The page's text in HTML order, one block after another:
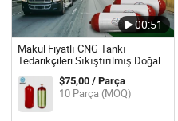
00:51
Makul Fiyatlı CNG Tankı
Tedarikçileri Sıkıştırılmış Doğal
Gaz Depolama Tankı
$75,00 / Parça
10 Parça (MOQ)